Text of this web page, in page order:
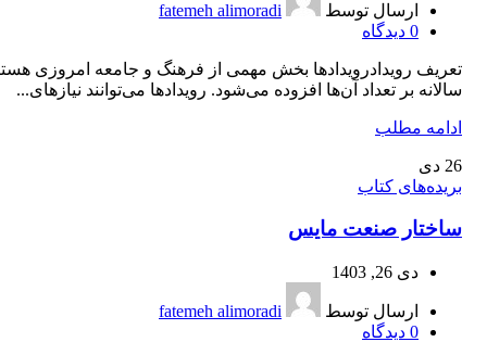
ارسال توسط
fatemeh alimoradi
0 دیدگاه
تعریف رویدادرویدادها بخش مهمی از فرهنگ و جامعه امروزی
سالانه بر تعداد آن‌ها افزوده می‌شود. رویدادها می‌توانند نیازهای...
ادامه مطلب
26 دی
بریده‌های کتاب
ساختار صنعت مایس
دی 26, 1403
ارسال توسط
fatemeh alimoradi
0 دیدگاه